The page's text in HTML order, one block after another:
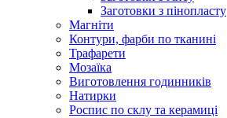
Заготовки з пінопласту
Магніти
Контури, фарби по тканині
Трафарети
Мозаїка
Виготовлення годинників
Натирки
Роспис по склу та керамиці